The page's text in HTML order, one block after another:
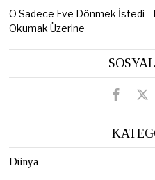
O Sadece Eve Dönmek
Okumak Üzerine
Dünya